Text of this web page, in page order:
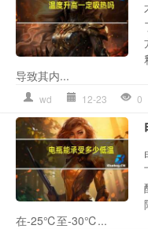
导致其内...
wd 12-23 0
在-25℃至-30℃...